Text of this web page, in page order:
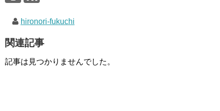
hironori-fukuchi
関連記事
記事は見つかりませんでした。